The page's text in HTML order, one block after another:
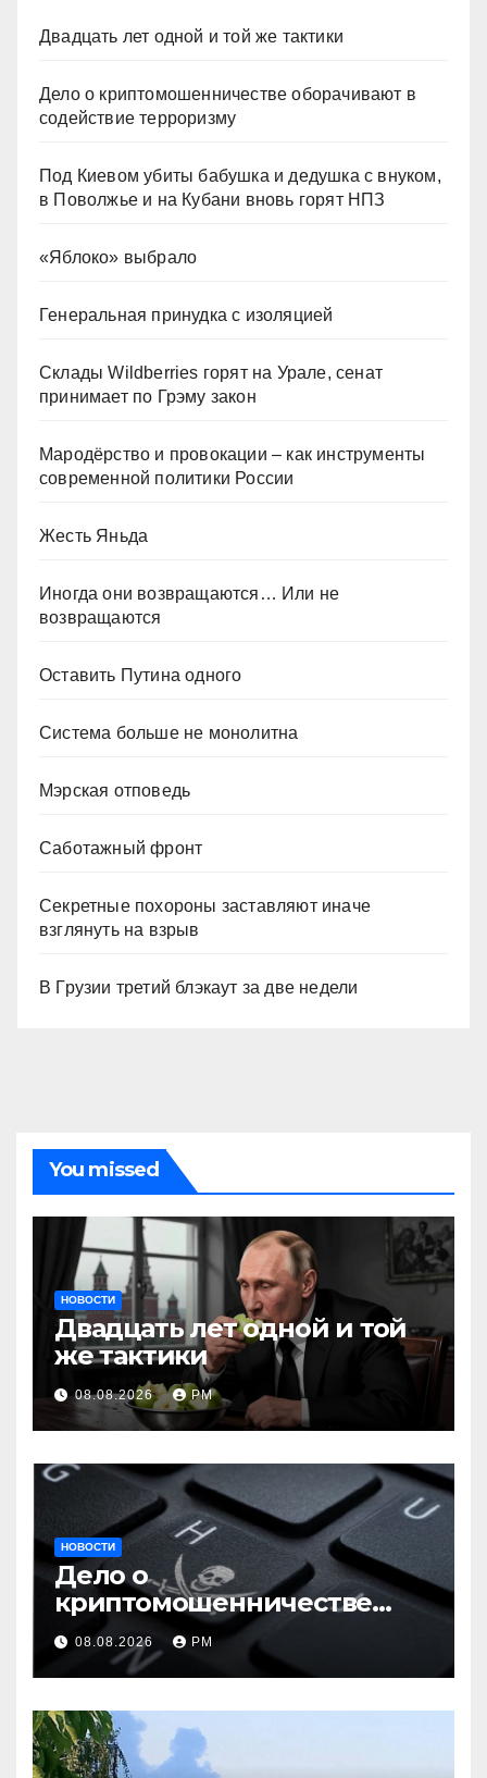
Двадцать лет одной и той же тактики
Дело о криптомошенничестве оборачивают в
содействие терроризму
Под Киевом убиты бабушка и дедушка с внуком,
в Поволжье и на Кубани вновь горят НПЗ
«Яблоко» выбрало
Генеральная принудка с изоляцией
Склады Wildberries горят на Урале, сенат
принимает по Грэму закон
Мародёрство и провокации – как инструменты
современной политики России
Жесть Яньда
Иногда они возвращаются… Или не
возвращаются
Оставить Путина одного
Система больше не монолитна
Мэрская отповедь
Саботажный фронт
Секретные похороны заставляют иначе
взглянуть на взрыв
В Грузии третий блэкаут за две недели
You missed
НОВОСТИ
Двадцать лет одной и той
же тактики
08.08.2026 РМ
НОВОСТИ
Дело о
криптомошенничестве
оборачивают в содействие
терроризму
08.08.2026 РМ